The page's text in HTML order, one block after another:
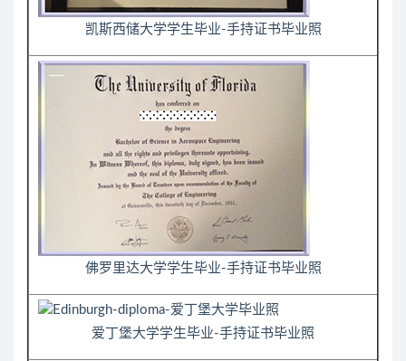
凯斯西储大学学生毕业-手持证书毕业照
佛罗里达大学学生毕业-手持证书毕业照
爱丁堡大学学生毕业-手持证书毕业照